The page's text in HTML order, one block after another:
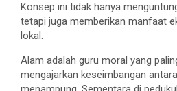
Konsep ini tidak hanya
tetapi juga memberikan manfaat
lokal.
Alam adalah guru moral yang
mengajarkan keseimbangan